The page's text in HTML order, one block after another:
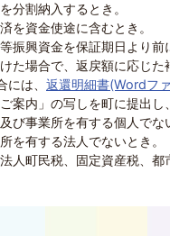
分割納入するとき。
を資金使途に含むとき。
振興資金を保証期日より
た場合で、返戻額に応じた
は、 返還明細書(Wordフ
案内」の写しを町に提出し
び事業所を有する個人でな
を有する法人でないとき。
人町民税、固定資産税、